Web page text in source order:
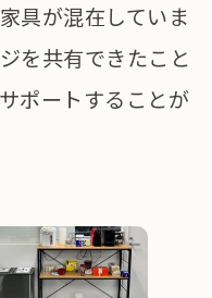
具が混在していま
を共有できたこと
ポートすることが